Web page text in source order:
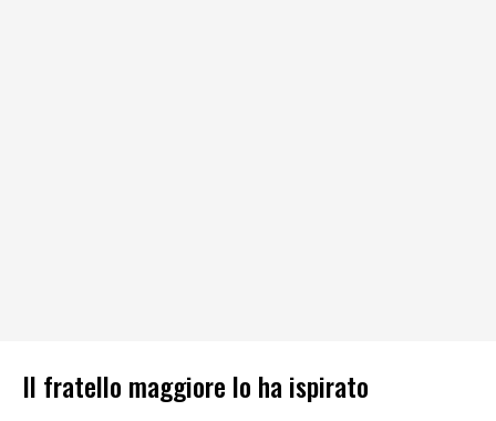
Il fratello maggiore lo ha ispirato